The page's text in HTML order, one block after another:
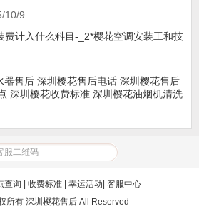
10/9
费计入什么科目-_2*樱花空调安装工和技
器售后 深圳樱花售后电话 深圳樱花售后
深圳樱花收费标准 深圳樱花油烟机清洗
查询 收费标准| 幸运活动 客服中心
所有 深圳樱花售后 All Reserved